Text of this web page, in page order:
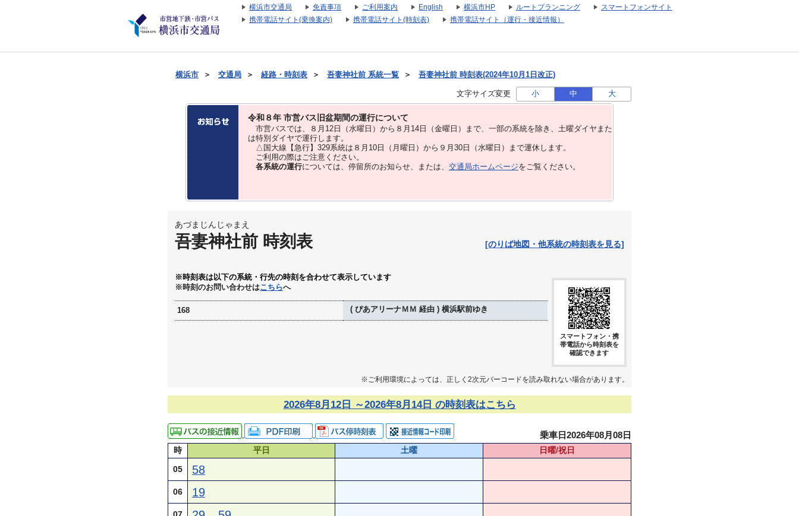
横浜市交通局 免責事項 ご利用案内 English 横浜市HP ルートプランニング
スマートフォンサイト
携帯電話サイト(乗換案内)
携帯電話サイト(時刻表) 携帯電話サイト（運行・接近情報）
横浜市 ＞ 交通局 ＞ 経路・時刻表 ＞ 吾妻神社前 系統一覧 ＞ 吾妻神社前 時刻表(2024年10月1日改正)
文字サイズ変更 小 中 大
令和８年 市営バス旧盆期間の運行について
市営バスでは、８⽉12⽇（水曜日）から８⽉14⽇（金曜日）まで、⼀部の系統を除き、⼟曜ダイヤまた
は特別ダイヤで運⾏します。
△国大線【急行】329系統は８月10日（月曜日）から９月30日（水曜日）まで運休します。
ご利用の際はご注意ください。
各系統の運行については、停留所のお知らせ、または、 交通局ホームページをご覧ください。
あづまじんじゃまえ
吾妻神社前 時刻表 [のりば地図・他系統の時刻表を見る]
※時刻表は以下の系統・行先の時刻を合わせて表示しています
※時刻のお問い合わせはこちらへ
168 ( ぴあアリーナＭＭ 経由 ) 横浜駅前ゆき
スマートフォン・携
帯電話から時刻表を
確認できます
※ご利用環境によっては、正しく2次元バーコードを読み取れない場合があります。
2026年8月12日 ～2026年8月14日 の時刻表はこちら
乗車日2026年08月08日
時 平日 土曜
日曜/祝日
05
58
06 19